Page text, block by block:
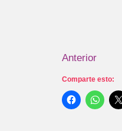
Anterior
Comparte esto: